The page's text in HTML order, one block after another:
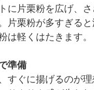
に片栗粉を広げ、
片栗粉が多すぎる
は軽くはたきます。
準備
すぐに揚げるのが